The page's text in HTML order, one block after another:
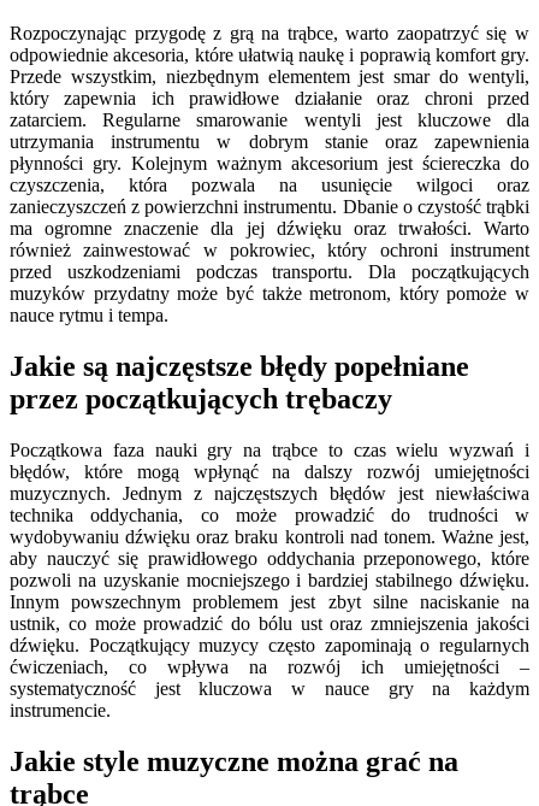
Rozpoczynając przygodę z grą na trąbce, warto zaopatrzyć się w
odpowiednie akcesoria, które ułatwią naukę i poprawią komfort gry.
Przede wszystkim, niezbędnym elementem jest smar do wentyli,
który zapewnia ich prawidłowe działanie oraz chroni przed
zatarciem. Regularne smarowanie wentyli jest kluczowe dla
utrzymania instrumentu w dobrym stanie oraz zapewnienia
płynności gry. Kolejnym ważnym akcesorium jest ściereczka do
czyszczenia, która pozwala na usunięcie wilgoci oraz
zanieczyszczeń z powierzchni instrumentu. Dbanie o czystość trąbki
ma ogromne znaczenie dla jej dźwięku oraz trwałości. Warto
również zainwestować w pokrowiec, który ochroni instrument
przed uszkodzeniami podczas transportu. Dla początkujących
muzyków przydatny może być także metronom, który pomoże w
nauce rytmu i tempa.
Jakie są najczęstsze błędy popełniane
przez początkujących trębaczy
Początkowa faza nauki gry na trąbce to czas wielu wyzwań i
błędów, które mogą wpłynąć na dalszy rozwój umiejętności
muzycznych. Jednym z najczęstszych błędów jest niewłaściwa
technika oddychania, co może prowadzić do trudności w
wydobywaniu dźwięku oraz braku kontroli nad tonem. Ważne jest,
aby nauczyć się prawidłowego oddychania przeponowego, które
pozwoli na uzyskanie mocniejszego i bardziej stabilnego dźwięku.
Innym powszechnym problemem jest zbyt silne naciskanie na
ustnik, co może prowadzić do bólu ust oraz zmniejszenia jakości
dźwięku. Początkujący muzycy często zapominają o regularnych
ćwiczeniach, co wpływa na rozwój ich umiejętności –
systematyczność jest kluczowa w nauce gry na każdym
instrumencie.
Jakie style muzyczne można grać na
trąbce